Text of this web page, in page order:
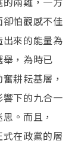
怕觀感不佳
來的能量為
，為時已
耕耘基層，
下的九合一
。而且，
式在政黨的層